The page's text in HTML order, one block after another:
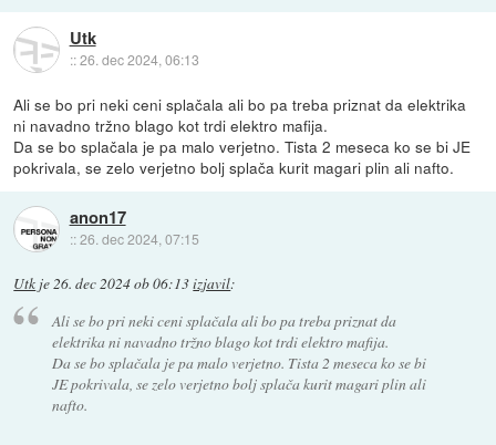
Utk
::26. dec 2024, 06:13
Ali se bo pri neki ceni splačala ali bo pa treba priznat da elektrika
ni navadno tržno blago kot trdi elektro mafija.
Da se bo splačala je pa malo verjetno. Tista 2 meseca ko se bi JE
pokrivala, se zelo verjetno bolj splača kurit magari plin ali nafto.
anon17
::26. dec 2024, 07:15
Utk je26. dec 2024 ob 06:13izjavil:
Ali se bo pri neki ceni splačala ali bo pa treba priznat da
elektrika ni navadno tržno blago kot trdi elektro mafija.
Da se bo splačala je pa malo verjetno. Tista 2 meseca ko se bi
JE pokrivala, se zelo verjetno bolj splača kurit magari plin ali
nafto.